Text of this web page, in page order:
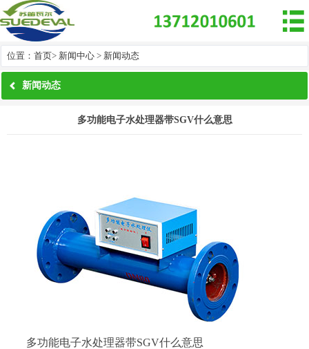

位置： 首页> 新闻中心 > 新闻动态
新闻动态
多功能电子水处理器带SGV什么意思
多功能电子水处理器带SGV什么意思